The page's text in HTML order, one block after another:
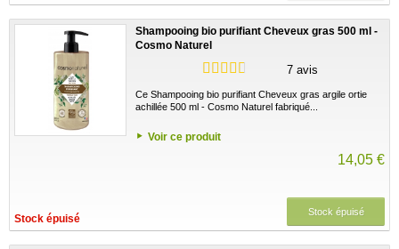
Shampooing bio purifiant Cheveux gras 500 ml -
Cosmo Naturel
7 avis
Ce Shampooing bio purifiant Cheveux gras argile ortie
achillée 500 ml - Cosmo Naturel fabriqué...
Voir ce produit
14,05 €
Stock épuisé
Stock épuisé